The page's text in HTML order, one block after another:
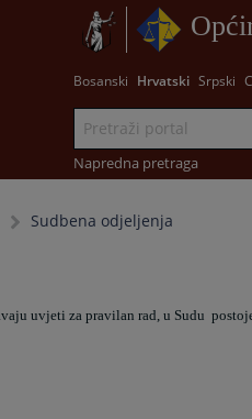
Bosanski Hrvatski Srpski
Napredna pretraga
Sudbena odjeljenja
uvjeti za pravilan rad, u Sudu